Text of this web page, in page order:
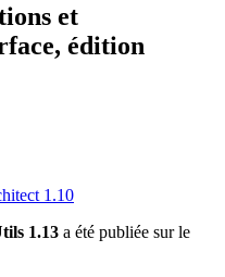
et
édition
1.13 a été publiée sur le